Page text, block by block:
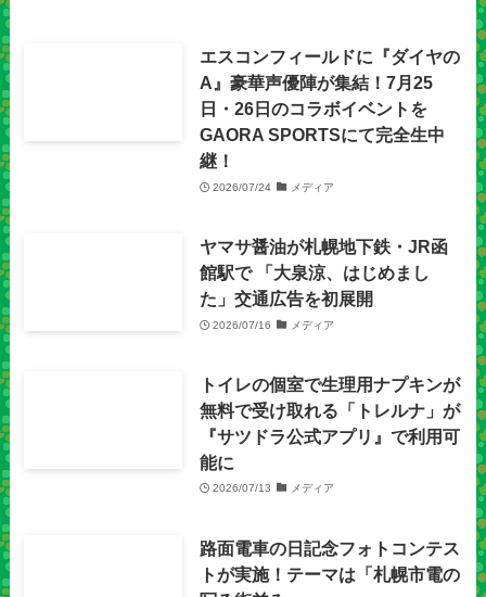
エスコンフィールドに『ダイヤの
A』豪華声優陣が集結！7月25
日・26日のコラボイベントを
GAORA SPORTSにて完全生中
継！
2026/07/24 メディア
ヤマサ醤油が札幌地下鉄・JR函
館駅で 「大泉涼、はじめまし
た」交通広告を初展開
2026/07/16 メディア
トイレの個室で生理用ナプキンが
無料で受け取れる「トレルナ」が
『サツドラ公式アプリ』で利用可
能に
2026/07/13 メディア
路面電車の日記念フォトコンテス
トが実施！テーマは「札幌市電の